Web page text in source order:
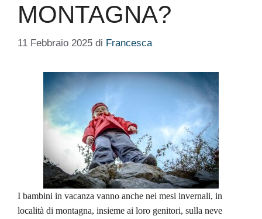
MONTAGNA?
11 Febbraio 2025 di Francesca
I bambini in vacanza vanno anche nei mesi invernali, in
località di montagna, insieme ai loro genitori, sulla neve